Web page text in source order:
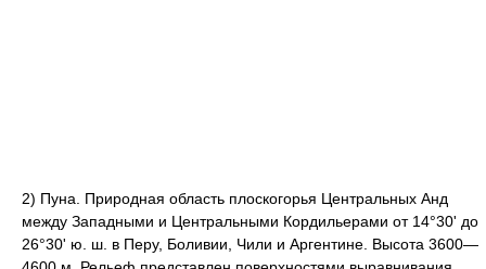
2) Пуна. Природная область плоскогорья Центральных Анд
между Западными и Центральными Кордильерами от 14°30' до
26°30' ю. ш. в Перу, Боливии, Чили и Аргентине. Высота 3600—